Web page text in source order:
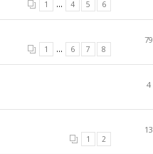
1 ... 4 5 6
1 ... 6 7 8
79
4
1 2
13